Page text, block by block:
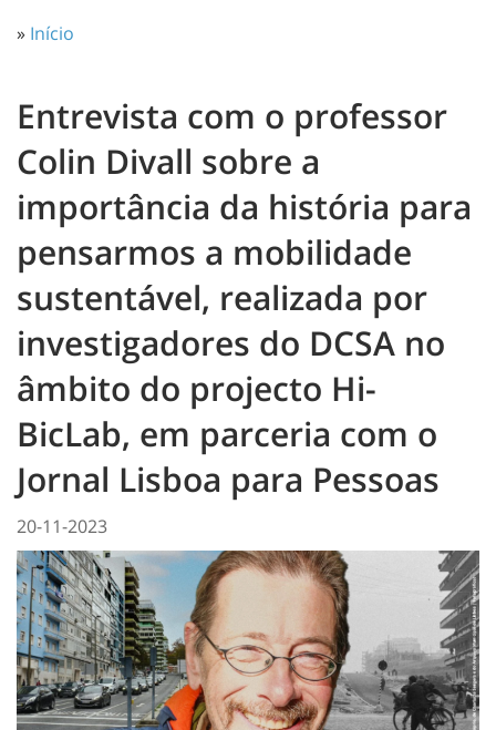
» Início
Entrevista com o professor
Colin Divall sobre a
importância da história para
pensarmos a mobilidade
sustentável, realizada por
investigadores do DCSA no
âmbito do projecto Hi-
BicLab, em parceria com o
Jornal Lisboa para Pessoas
20-11-2023